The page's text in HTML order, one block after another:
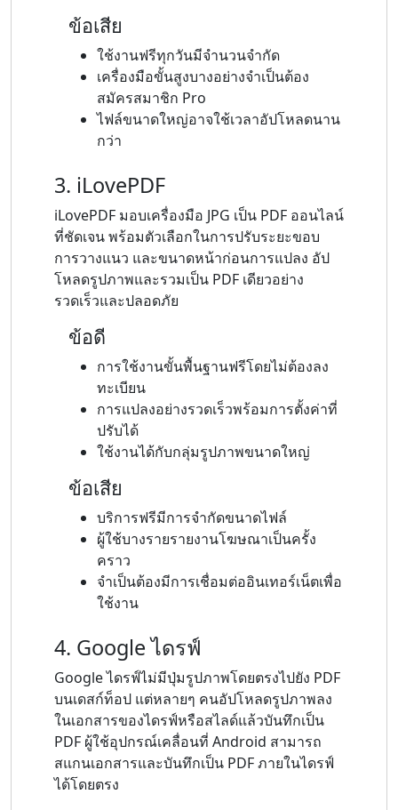
ข้อเสีย
ใช้งานฟรีทุกวันมีจำนวนจำกัด
เครื่องมือขั้นสูงบางอย่างจำเป็นต้อง
สมัครสมาชิก Pro
ไฟล์ขนาดใหญ่อาจใช้เวลาอัปโหลดนาน
กว่า
3. iLovePDF
iLovePDF มอบเครื่องมือ JPG เป็น PDF ออนไลน์
ที่ชัดเจน พร้อมตัวเลือกในการปรับระยะขอบ
การวางแนว และขนาดหน้าก่อนการแปลง อัป
โหลดรูปภาพและรวมเป็น PDF เดียวอย่าง
รวดเร็วและปลอดภัย
ข้อดี
การใช้งานขั้นพื้นฐานฟรีโดยไม่ต้องลง
ทะเบียน
การแปลงอย่างรวดเร็วพร้อมการตั้งค่าที่
ปรับได้
ใช้งานได้กับกลุ่มรูปภาพขนาดใหญ่
ข้อเสีย
บริการฟรีมีการจำกัดขนาดไฟล์
ผู้ใช้บางรายรายงานโฆษณาเป็นครั้ง
คราว
จำเป็นต้องมีการเชื่อมต่ออินเทอร์เน็ตเพื่อ
ใช้งาน
4. Google ไดรฟ์
Google ไดรฟ์ไม่มีปุ่มรูปภาพโดยตรงไปยัง PDF
บนเดสก์ท็อป แต่หลายๆ คนอัปโหลดรูปภาพลง
ในเอกสารของไดรฟ์หรือสไลด์แล้วบันทึกเป็น
PDF ผู้ใช้อุปกรณ์เคลื่อนที่ Android สามารถ
สแกนเอกสารและบันทึกเป็น PDF ภายในไดรฟ์
ได้โดยตรง